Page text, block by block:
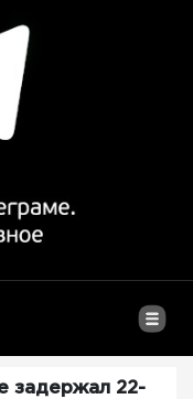
задержал 22-